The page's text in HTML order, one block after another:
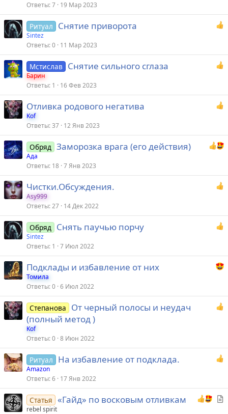
Ответы 7 19 Мар 2023
Ритуал Снятие приворота
Sintez
Ответы 0 11 Мар 2023
Мстислав Снятие сильного сглаза
Барин
Ответы 1 16 Фев 2023
Отливка родового негатива
Kof
Ответы 37 12 Янв 2023
Обряд Заморозка врага (его действия)
Ада
Ответы 18 7 Янв 2023
Чистки.Обсуждения.
Asy999
Ответы 27 14 Дек 2022
Обряд Снять паучью порчу
Sintez
Ответы 1 7 Июл 2022
Подклады и избавление от них
Томила
Ответы 0 6 Июл 2022
Степанова
От черный полосы и неудач
(полный метод )
Kof
Ответы 0 8 Июн 2022
Ритуал На избавление от подклада.
Amazon
Ответы 6 17 Янв 2022
Статья «Гайд» по восковым отливкам
rebel spirit